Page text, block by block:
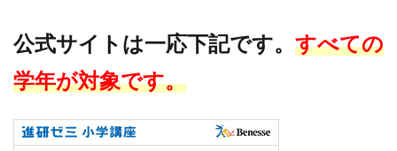
公式サイトは一応下記です。 すべての
学年が対象です。